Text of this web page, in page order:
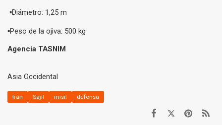
▪️Diámetro: 1,25 m
▪️Peso de la ojiva: 500 kg
Agencia TASNIM
Asia Occidental
Irán Sajil misil defensa